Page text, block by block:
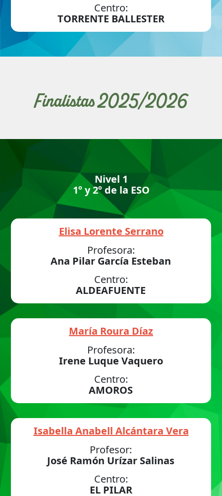
Centro:
TORRENTE BALLESTER
Finalistas 2025/2026
Nivel 1
1º y 2º de la ESO
Elisa Lorente Serrano
Profesora:
Ana Pilar García Esteban
Centro:
ALDEAFUENTE
María Roura Díaz
Profesora:
Irene Luque Vaquero
Centro:
AMOROS
Isabella Anabell Alcántara Vera
Profesor:
José Ramón Urízar Salinas
Centro:
EL PILAR